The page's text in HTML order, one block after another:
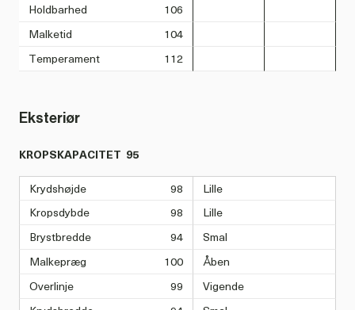
Holdbarhed
106
Malketid
104
Temperament
112
Eksteriør
KROPSKAPACITET 95
Krydshøjde 98
Lille
Kropsdybde
98
Lille
Brystbredde
94
Smal
Malkepræg
100
Åben
Overlinje
99
Vigende